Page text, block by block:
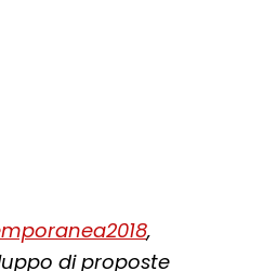
,
di proposte